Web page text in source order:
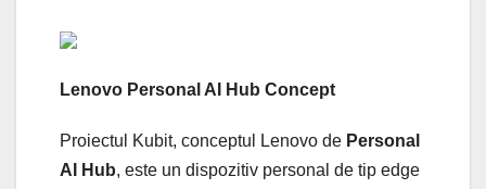
Lenovo Personal AI Hub Concept
Proiectul Kubit, conceptul Lenovo de Personal
AI Hub, este un dispozitiv personal de tip edge